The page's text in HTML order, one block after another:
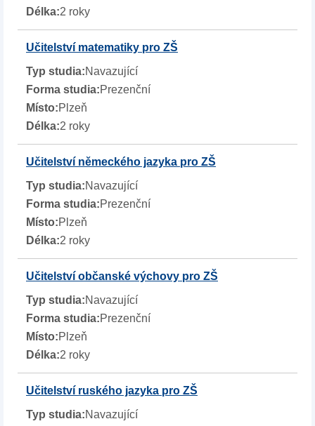
2 roky
Učitelství matematiky pro ZŠ
Navazující
Prezenční
Plzeň
2 roky
Učitelství německého jazyka pro ZŠ
Navazující
Prezenční
Plzeň
2 roky
Učitelství občanské výchovy pro ZŠ
Navazující
Prezenční
Plzeň
2 roky
Učitelství ruského jazyka pro ZŠ
Navazující